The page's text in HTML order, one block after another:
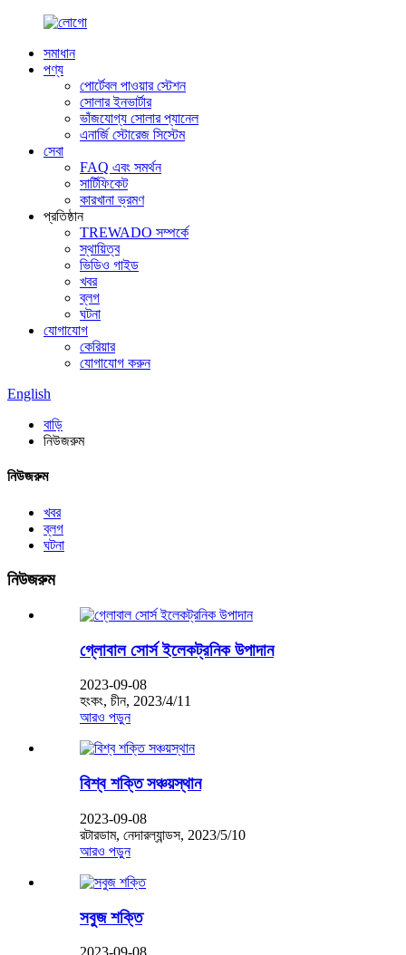
সমাধান
পণ্য
পোর্টেবল পাওয়ার স্টেশন
সোলার ইনভার্টার
ভাঁজযোগ্য সোলার প্যানেল
এনার্জি স্টোরেজ সিস্টেম
সেবা
FAQ এবং সমর্থন
সার্টিফিকেট
কারখানা ভ্রমণ
প্রতিষ্ঠান
TREWADO সম্পর্কে
স্থায়িত্ব
ভিডিও গাইড
খবর
ব্লগ
ঘটনা
যোগাযোগ
কেরিয়ার
যোগাযোগ করুন
English
বাড়ি
নিউজরুম
নিউজরুম
খবর
ব্লগ
ঘটনা
নিউজরুম
গ্লোবাল সোর্স ইলেকট্রনিক উপাদান
2023-09-08
হংকং, চীন, 2023/4/11
আরও পড়ুন
বিশ্ব শক্তি সঞ্চয়স্থান
2023-09-08
রটারডাম, নেদারল্যান্ডস, 2023/5/10
আরও পড়ুন
সবুজ শক্তি